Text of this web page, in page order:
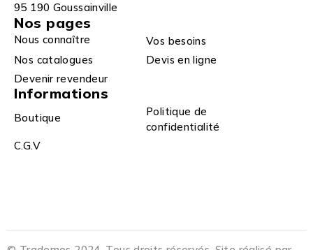
95 190 Goussainville
Nos pages
Nous connaître
Vos besoins
Nos catalogues
Devis en ligne
Devenir revendeur
Informations
Boutique
Politique de
confidentialité
C.G.V